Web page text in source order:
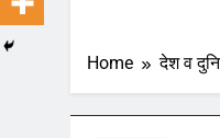
Home देश व